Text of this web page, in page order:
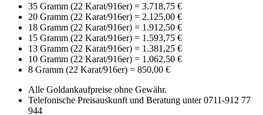
35 Gramm (22 Karat/916er) = 3.718,75 €
20 Gramm (22 Karat/916er) = 2.125,00 €
18 Gramm (22 Karat/916er) = 1.912,50 €
15 Gramm (22 Karat/916er) = 1.593,75 €
13 Gramm (22 Karat/916er) = 1.381,25 €
10 Gramm (22 Karat/916er) = 1.062,50 €
8 Gramm (22 Karat/916er) = 850,00 €
Alle Goldankaufpreise ohne Gewähr.
Telefonische Preisauskunft und Beratung unter 0711-912 77
944